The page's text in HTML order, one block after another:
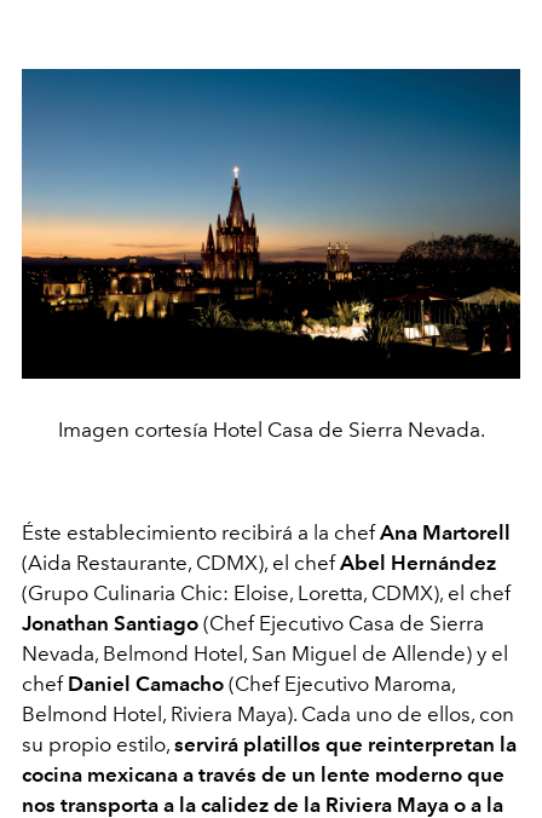
Imagen cortesía Hotel Casa de Sierra Nevada.
Éste establecimiento recibirá a la chefAna Martorell
(Aida Restaurante, CDMX), el chefAbel Hernández
(Grupo Culinaria Chic: Eloise, Loretta, CDMX), el chef
Jonathan Santiago (Chef Ejecutivo Casa de Sierra
Nevada, Belmond Hotel, San Miguel de Allende) y el
chef Daniel Camacho (Chef Ejecutivo Maroma,
Belmond Hotel, Riviera Maya). Cada uno de ellos, con
su propio estilo, servirá platillos que reinterpretan la
cocina mexicana a través de un lente moderno que
nos transporta a la calidez de la Riviera Maya o a la